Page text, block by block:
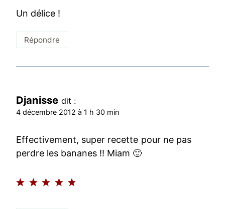
Un délice !
Répondre
Djanisse dit :
4 décembre 2012 à 1 h 30 min
Effectivement, super recette pour ne pas
perdre les bananes !! Miam 🙂